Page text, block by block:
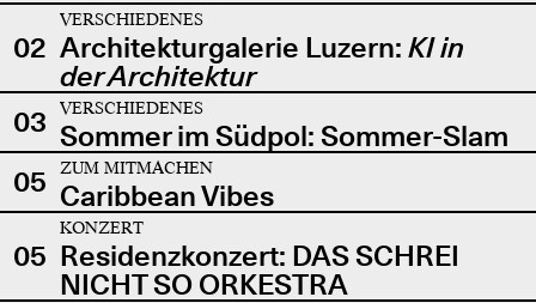
02
VERSCHIEDENES
Architekturgalerie Luzern: KI in
der Architektur
03
VERSCHIEDENES
Sommer im Südpol: Sommer-Slam
05
ZUM MITMACHEN
Caribbean Vibes
05
KONZERT
Residenzkonzert: DAS SCHREI
NICHT SO ORKESTRA